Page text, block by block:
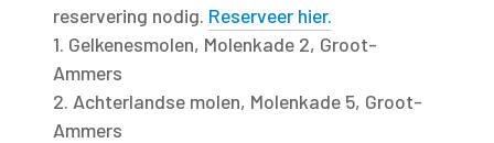
reservering nodig. Reserveer hier.
1. Gelkenesmolen, Molenkade 2, Groot-
Ammers
2. Achterlandse molen, Molenkade 5, Groot-
Ammers